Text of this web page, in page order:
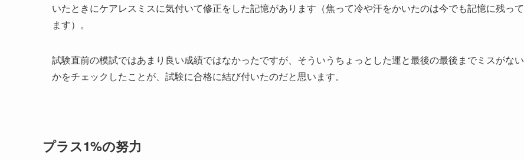
いたときにケアレスミスに気付いて修正をした記憶があります（焦って冷や汗をかいたのは今でも記憶に残って
ます）。
試験直前の模試ではあまり良い成績ではなかったですが、そういうちょっとした運と最後の最後までミスがない
かをチェックしたことが、試験に合格に結び付いたのだと思います。
プラス1%の努力